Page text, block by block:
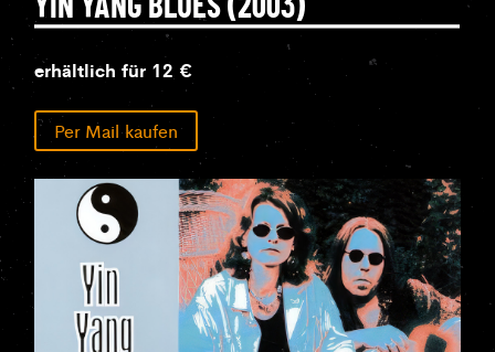
erhältlich für 12 €
Per Mail kaufen